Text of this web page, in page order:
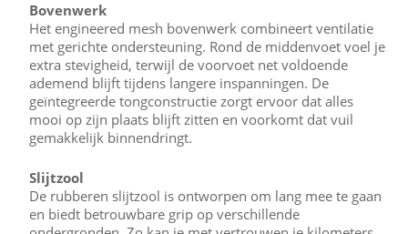
Bovenwerk
Het engineered mesh bovenwerk combineert ventilatie
met gerichte ondersteuning. Rond de middenvoet voel je
extra stevigheid, terwijl de voorvoet net voldoende
ademend blijft tijdens langere inspanningen. De
geïntegreerde tongconstructie zorgt ervoor dat alles
mooi op zijn plaats blijft zitten en voorkomt dat vuil
gemakkelijk binnendringt.
Slijtzool
De rubberen slijtzool is ontworpen om lang mee te gaan
en biedt betrouwbare grip op verschillende